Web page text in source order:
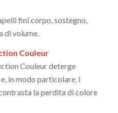
fini corpo, sostegno,
di volume.
Couleur
Couleur deterge
in modo particolare, i
la perdita di colore